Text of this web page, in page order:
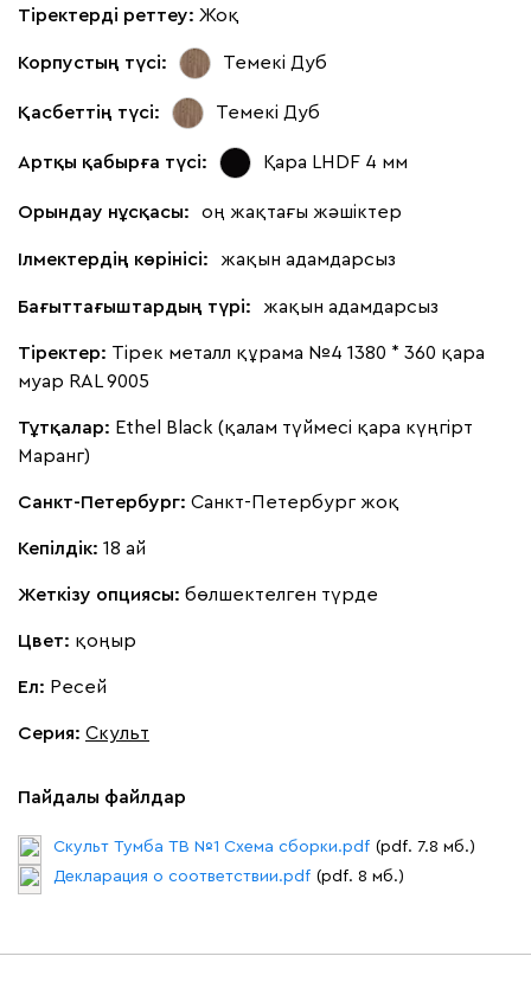
Тіректерді реттеу: Жоқ
Корпустың түсі: Темекі Дуб
Қасбеттің түсі: Темекі Дуб
Артқы қабырға түсі: Қара LHDF 4 мм
Орындау нұсқасы: оң жақтағы жәшіктер
Ілмектердің көрінісі: жақын адамдарсыз
Бағыттағыштардың түрі: жақын адамдарсыз
Тіректер: Тірек металл құрама №4 1380 * 360 қара
муар RAL 9005
Тұтқалар: Ethel Black (қалам түймесі қара күңгірт
Маранг)
Санкт-Петербург: Санкт-Петербург жоқ
Кепілдік: 18 ай
Жеткізу опциясы: бөлшектелген түрде
Цвет: қоңыр
Ел: Ресей
Серия: Скульт
Пайдалы файлдар
Скульт Тумба ТВ №1 Схема сборки.pdf (pdf. 7.8 мб.)
Декларация о соответствии.pdf (pdf. 8 мб.)